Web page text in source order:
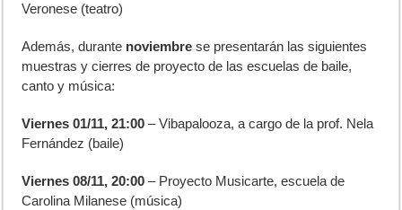
Veronese (teatro)
Además, durante noviembre se presentarán las siguientes
muestras y cierres de proyecto de las escuelas de baile,
canto y música:
Viernes 01/11, 21:00 – Vibapalooza, a cargo de la prof. Nela
Fernández (baile)
Viernes 08/11, 20:00 – Proyecto Musicarte, escuela de
Carolina Milanese (música)